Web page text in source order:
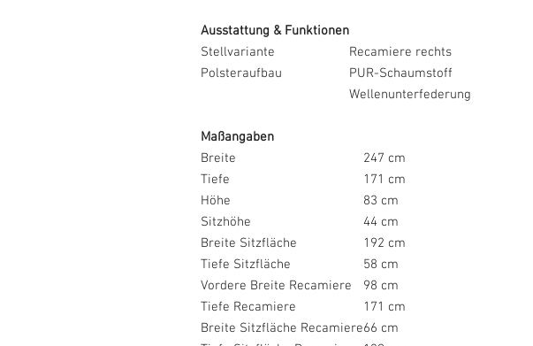
Ausstattung & Funktionen
Stellvariante
Recamiere rechts
Polsteraufbau
PUR-Schaumstoff
Wellenunterfederung
Maßangaben
Breite
247 cm
Tiefe
171 cm
Höhe
83 cm
Sitzhöhe
44 cm
Breite Sitzfläche
192 cm
Tiefe Sitzfläche
58 cm
Vordere Breite Recamiere
98 cm
Tiefe Recamiere
171 cm
Breite Sitzfläche Recamiere66 cm